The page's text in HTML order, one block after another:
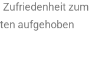
Zufriedenheit zum
aufgehoben